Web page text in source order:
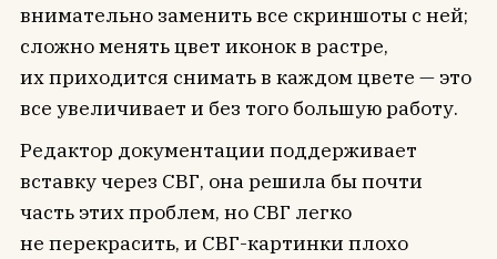
внимательно заменить все скриншоты с ней;
сложно менять цвет иконок в растре,
их приходится снимать в каждом цвете — это
все увеличивает и без того большую работу.
Редактор документации поддерживает
вставку через СВГ, она решила бы почти
часть этих проблем, но СВГ легко
не перекрасить, и СВГ-картинки плохо